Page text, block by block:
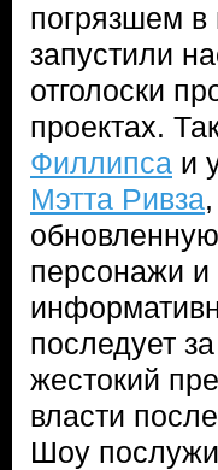
погрязшем
запустили
отголоски
проектах.
Филлипса и
Мэтта Ривза
персонажи и
последует
жестокий
власти
Шоу